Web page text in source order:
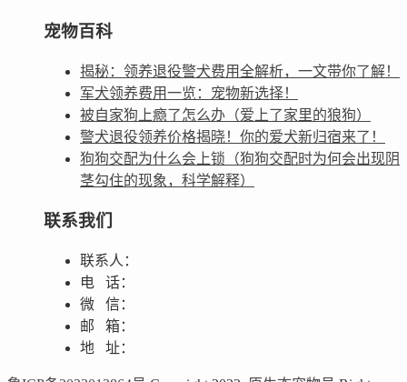
宠物百科
揭秘：领养退役警犬费用全解析，一文带你了解！
军犬领养费用一览：宠物新选择！
被自家狗上瘾了怎么办（爱上了家里的狼狗）
警犬退役领养价格揭晓！你的爱犬新归宿来了！
狗狗交配为什么会上锁（狗狗交配时为何会出现阴
茎勾住的现象，科学解释）
联系我们
联系人：
电 话：
微 信：
邮 箱：
地 址：